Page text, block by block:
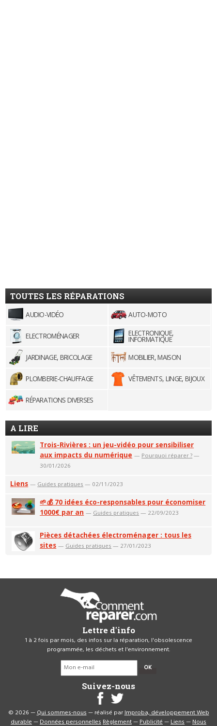
TOUTES LES RÉPARATIONS
AUDIO-VIDÉO AUTO-MOTO
ELECTROMÉNAGER ELECTRONIQUE,
INFORMATIQUE
JARDINAGE, BRICOLAGE
MOBILIER, MAISON
PLOMBERIE-CHAUFFAGE VÊTEMENTS, LINGE, BIJOUX
RÉPARATIONS DIVERSES
A LIRE
Trois-Rivières : un jeu-vidéo pour sensibiliser
aux impacts du numérique — Pourquoi réparer ? —
30/01/2026
Liens — Guides pratiques — 02/11/2023
🌱💰 70 idées éco-responsables pour économiser
1000€ par an — Guides pratiques — 22/09/2023
Pièces détachées électroménager : tous les
sites — Guides pratiques — 27/01/2023
Lettre d'info
1 à 2 fois par mois, des infos sur la réparation, l'obsolescence
programmée, les déchets et l'environnement.
OK
Suivez-nous
© 2026 —Qui sommes-nous— réalisé parImproba, développement Web
durable—Données personnellesRèglement—Publicité—Liens—Nous